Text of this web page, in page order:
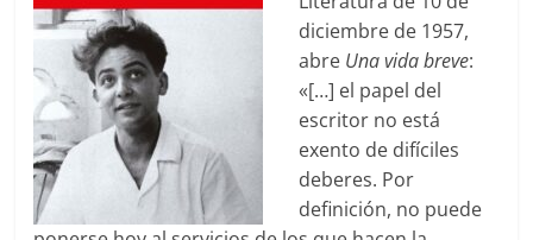
diciembre de 1957,
abre Una vida breve:
«[…] el papel del
escritor no está
exento de difíciles
deberes. Por
definición, no puede